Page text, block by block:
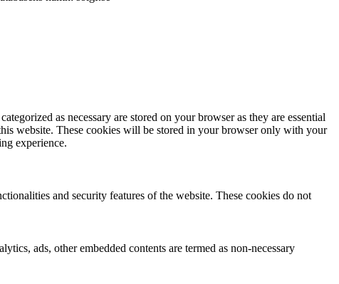
as necessary are stored on your browser as they are essential
website. These cookies will be stored in your browser only with your
experience.
and security features of the website. These cookies do not
ads, other embedded contents are termed as non-necessary